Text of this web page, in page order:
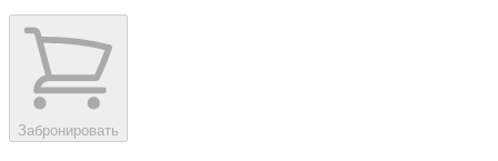
Забронировать